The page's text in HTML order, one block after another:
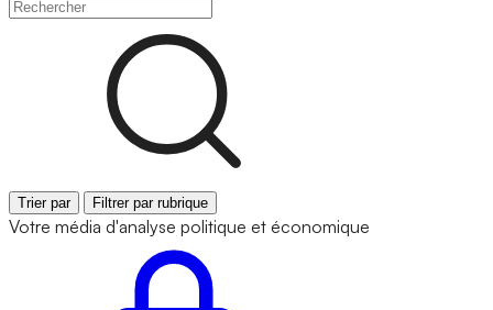
Trier par Filtrer par rubrique
Votre média d'analyse politique et économique